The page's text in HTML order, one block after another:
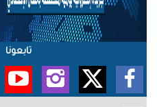
تابعونا